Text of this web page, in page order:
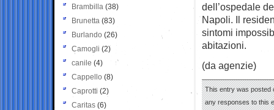
dell’ospedale
Napoli. Il
sintomi
abitazioni.
(da agenzie)
This entry was posted
any responses to this
Brambilla (38)
Brunetta (83)
Burlando (26)
Camogli (2)
canile (4)
Cappello (8)
Caprotti (2)
Caritas (6)